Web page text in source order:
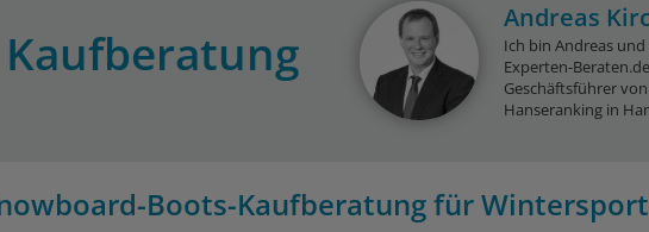
Andreas
Ich bin Andreas
Experten-
Geschäftsführer
Hanseranking in
Boots-Kaufberatung für